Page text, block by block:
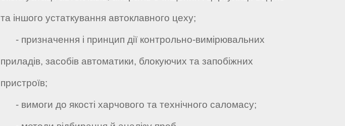
та іншого устаткування автоклавного цеху;
- призначення і принцип дії контрольно-вимірювальних
приладів, засобів автоматики, блокуючих та запобіжних
пристроїв;
- вимоги до якості харчового та технічного саломасу;